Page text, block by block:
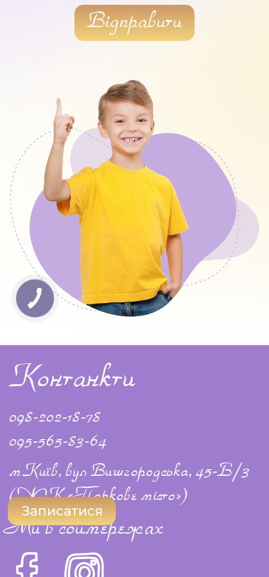
Контанкти
098-202-18-78
095-565-83-64
м.Київ, вул Вишгородська, 45-Б/3
(ЖК «Паркове місто»)
Ми в соцмережах
Записатися